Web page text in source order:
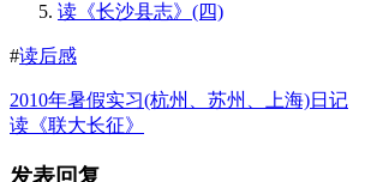
读《长沙县志》(四)
#读后感
2010年暑假实习(杭州、苏州、上海)日记
读《联大长征》
发表回复